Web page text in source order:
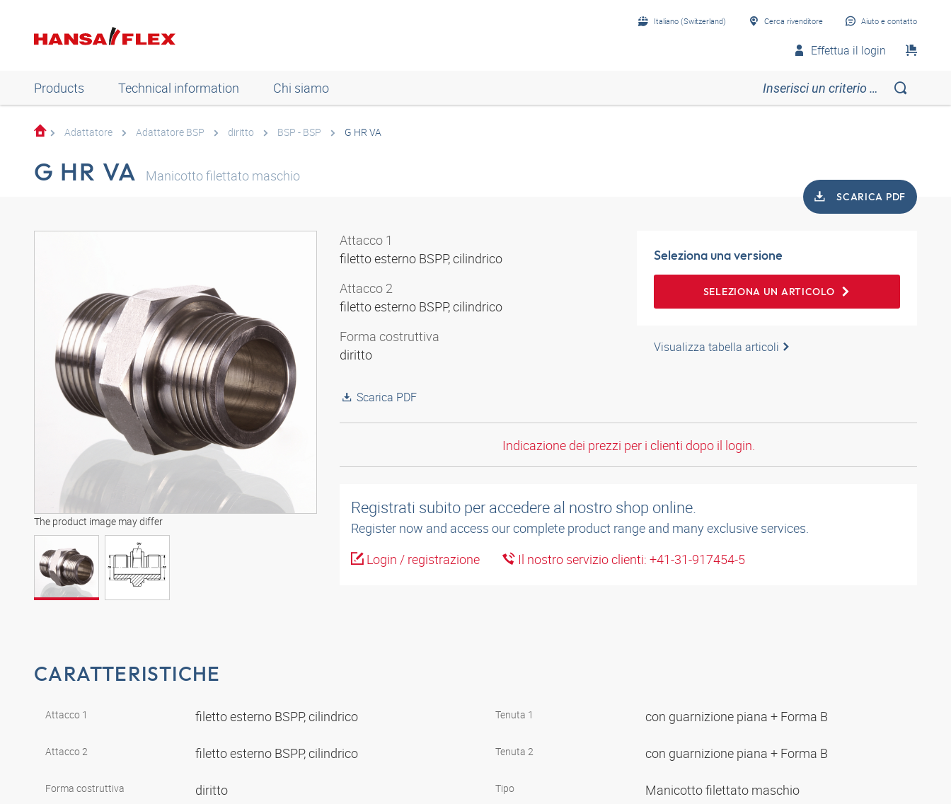
Italiano (Switzerland) Cerca rivenditore Aiuto e contatto
Effettua il login
Products Technical information Chi siamo
Adattatore Adattatore BSP diritto BSP - BSP G HR VA
G HR VA Manicotto filettato maschio
SCARICA PDF
The product image may differ
Attacco 1
filetto esterno BSPP, cilindrico
Attacco 2
filetto esterno BSPP, cilindrico
Forma costruttiva
diritto
Scarica PDF
Seleziona una versione
SELEZIONA UN ARTICOLO
Visualizza tabella articoli
Indicazione dei prezzi per i clienti dopo il login.
Registrati subito per accedere al nostro shop online.
Register now and access our complete product range and many exclusive services.
Login / registrazione
Il nostro servizio clienti: +41-31-917454-5
CARATTERISTICHE
Attacco 1 filetto esterno BSPP, cilindrico
Attacco 2 filetto esterno BSPP, cilindrico
Forma costruttiva diritto
Tenuta 1 con guarnizione piana + Forma B
Tenuta 2 con guarnizione piana + Forma B
Tipo Manicotto filettato maschio